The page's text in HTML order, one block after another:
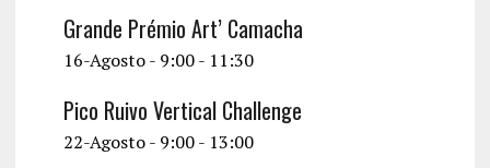
Grande Prémio Art’ Camacha
16-Agosto - 9:00- 11:30
Pico Ruivo Vertical Challenge
22-Agosto - 9:00- 13:00